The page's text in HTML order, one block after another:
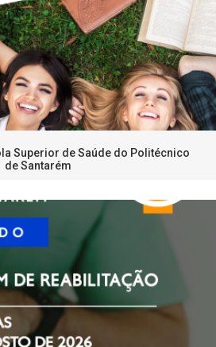
Superior de Saúde do Politécnico
de Santarém